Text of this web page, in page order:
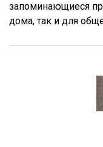
запоминающиеся
дома, так и для